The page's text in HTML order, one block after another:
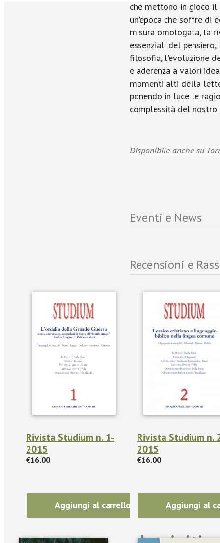
che mettono in gioco il
un'epoca che soffre di
misura omologata, la
essenziali del
filosofia, l'evoluzione
e aderenza a valori
momenti alti della
ponendo in luce le
complessità del nostro
Disponibile anche su
Eventi e News
Recensioni e
Rivista Studium n. 1-
2015
€16.00
Aggiungi al carrello
Rivista Studium n.
2015
€16.00
Aggiungi al